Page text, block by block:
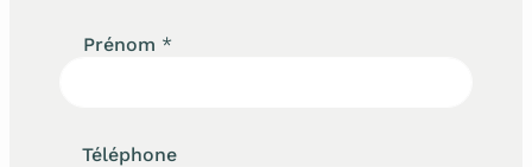
Prénom *
Téléphone